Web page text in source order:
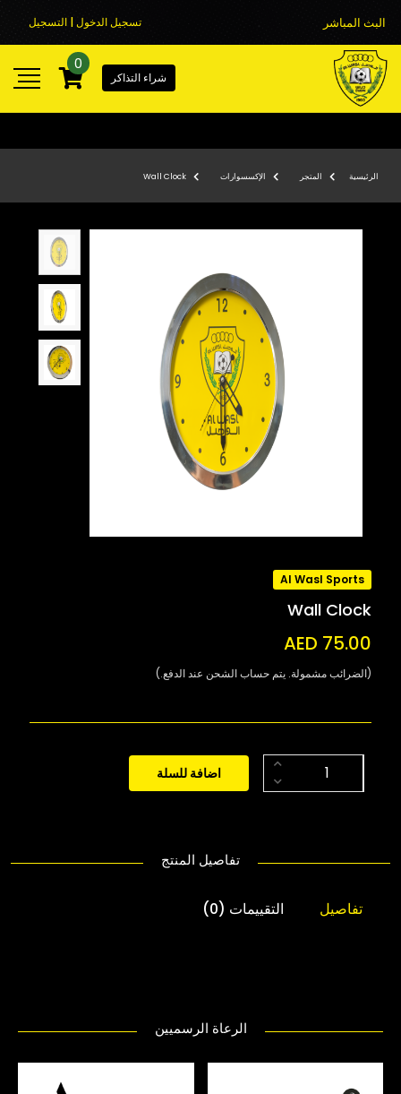
البث المباشر تسجيل الدخول | التسجيل
شراء التذاكر
0
الرئيسية المتجر الإكسسوارات Wall Clock
Al Wasl Sports
Wall Clock
AED 75.00
(الضرائب مشمولة. يتم حساب الشحن عند الدفع.)
اضافة للسلة
تفاصيل المنتج
تفاصيل التقييمات (0)
الرعاة الرسميين